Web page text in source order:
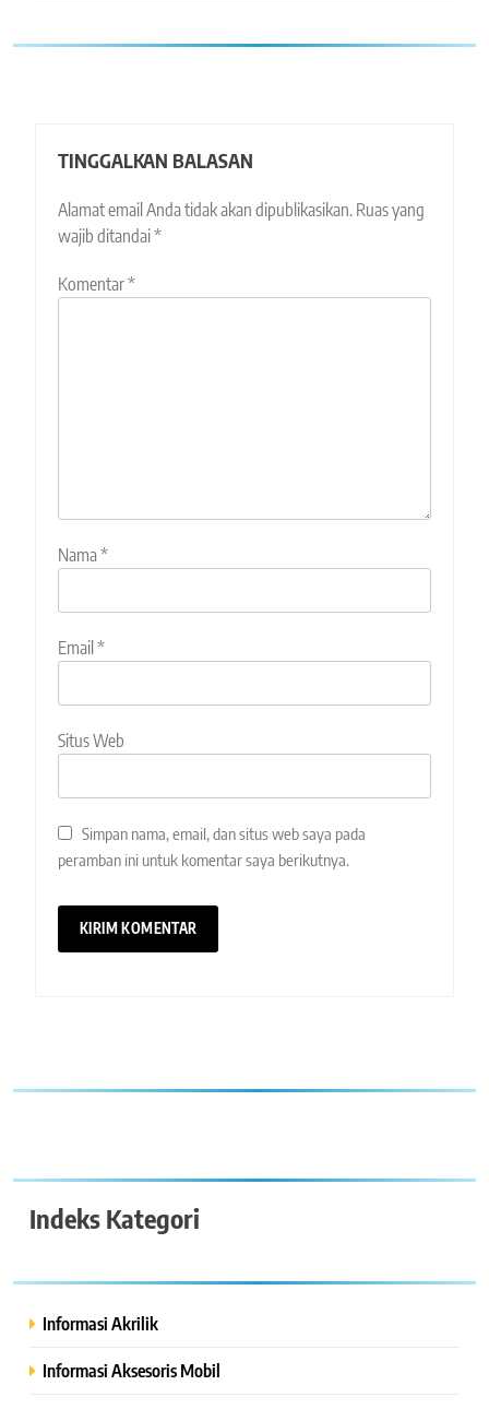
TINGGALKAN BALASAN
Alamat email Anda tidak akan dipublikasikan. Ruas yang
wajib ditandai*
Komentar*
Nama*
Email *
Situs Web
Simpan nama, email, dan situs web saya pada
peramban ini untuk komentar saya berikutnya.
Indeks Kategori
Informasi Akrilik
Informasi Aksesoris Mobil